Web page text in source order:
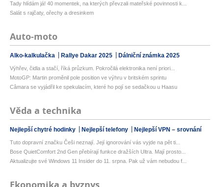
Tady hlídám já! 40 momentek, na kterých převzali mateřské povinnosti k...
Salát s rajčaty, ořechy a dresinkem
Auto-moto
Alko-kalkulačka Rallye Dakar 2025 Dálniční známka 2025
Výhřev, čidla a stačí, říká průzkum. Pokročilá elektronika není priori...
MotoGP: Martin proměnil pole position ve výhru v britském sprintu
Câmara se vyjádřil ke spekulacím, které ho pojí se sedačkou u Haasu
Věda a technika
Nejlepší chytré hodinky Nejlepší telefony Nejlepší VPN – srovnání
Tuto dopravní značku Češi neznají. Její ignorování vás vyjde na pět ti...
Bose QuietComfort 2nd Gen přebírají funkce dražších Ultra. Mají prosto...
Aktualizujte své Windows 11 Insider do 11. srpna. Pak už vám nebudou f...